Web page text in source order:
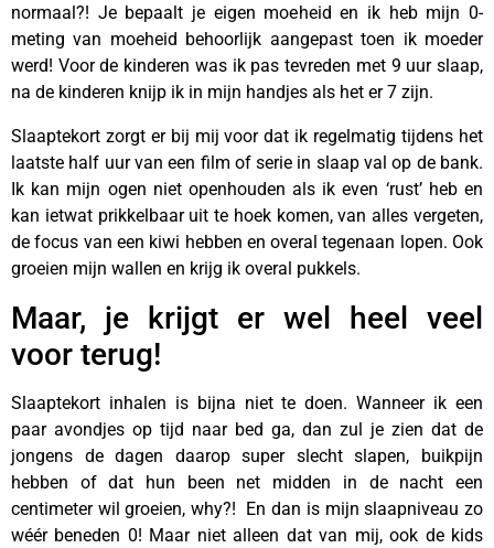
normaal?! Je bepaalt je eigen moeheid en ik heb mijn 0-
meting van moeheid behoorlijk aangepast toen ik moeder
werd! Voor de kinderen was ik pas tevreden met 9 uur slaap,
na de kinderen knijp ik in mijn handjes als het er 7 zijn.
Slaaptekort zorgt er bij mij voor dat ik regelmatig tijdens het
laatste half uur van een film of serie in slaap val op de bank.
Ik kan mijn ogen niet openhouden als ik even ‘rust’ heb en
kan ietwat prikkelbaar uit te hoek komen, van alles vergeten,
de focus van een kiwi hebben en overal tegenaan lopen. Ook
groeien mijn wallen en krijg ik overal pukkels.
Maar, je krijgt er wel heel veel
voor terug!
Slaaptekort inhalen is bijna niet te doen. Wanneer ik een
paar avondjes op tijd naar bed ga, dan zul je zien dat de
jongens de dagen daarop super slecht slapen, buikpijn
hebben of dat hun been net midden in de nacht een
centimeter wil groeien, why?! En dan is mijn slaapniveau zo
wéér beneden 0! Maar niet alleen dat van mij, ook de kids